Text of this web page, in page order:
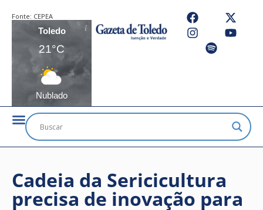
Fonte: CEPEA
Toledo
21°C
Nublado
Cadeia da Sericicultura
precisa de inovação para